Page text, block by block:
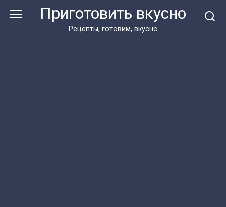
Приготовить вкусно
Рецепты, готовим, вкусно